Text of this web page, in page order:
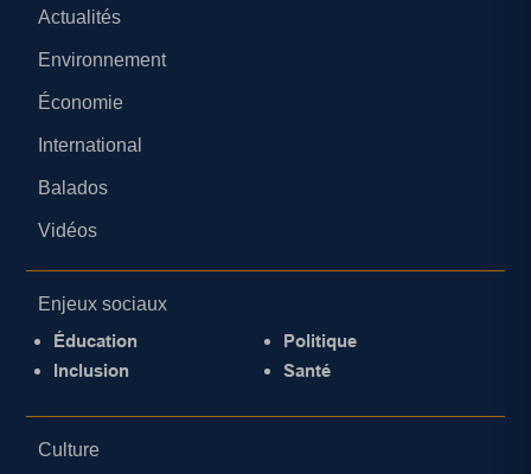
Actualités
Environnement
Économie
International
Balados
Vidéos
Enjeux sociaux
Éducation
Inclusion
Politique
Santé
Culture